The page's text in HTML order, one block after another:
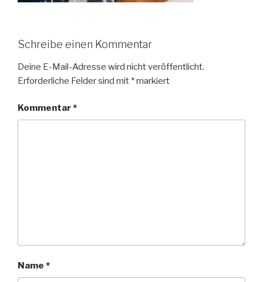
Schreibe einen Kommentar
Deine E-Mail-Adresse wird nicht veröffentlicht.
Erforderliche Felder sind mit *markiert
Kommentar*
Name *